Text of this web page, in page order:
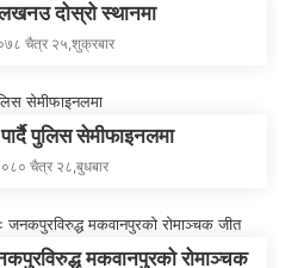
लखनउ दोस्रो स्थानमा
चैत्र २५,शुक्रबार
पुलिस सेमीफाइनलमा
चैत्र २८,बुधबार
मकवानपुरको रोमाञ्चक